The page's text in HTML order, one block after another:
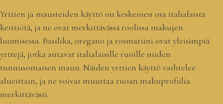
Yrttien ja mausteiden käyttö on keskeinen osa italialaista
keittiötä, ja ne ovat merkittävässä roolissa makujen
luomisessa. Basilika, oregano ja rosmariini ovat yleisimpiä
yrttejä, jotka antavat italialaisille ruoille niiden
tunnusomaisen maun. Näiden yrttien käyttö vaihtelee
alueittain, ja ne voivat muuttaa ruoan makuprofiilia
merkittävästi.